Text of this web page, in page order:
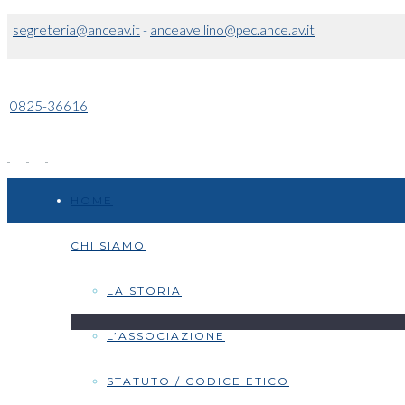
segreteria@anceav.it- anceavellino@pec.ance.av.it
0825-36616
CHI SIAMO
LA STORIA
L’ASSOCIAZIONE
STATUTO / CODICE ETICO